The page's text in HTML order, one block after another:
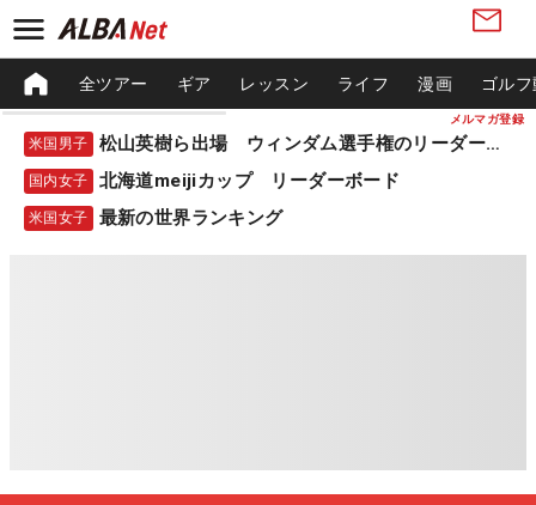
メルマガ登録
全ツアー ギア レッスン ライフ 漫画 ゴル
米国男子 松山英樹ら出場 ウィンダム選手権のリーダーボード
国内女子 北海道meijiカップ リーダーボード
米国女子 最新の世界ランキング